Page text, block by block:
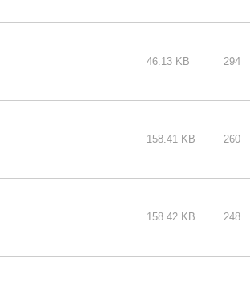
46.13 KB 294
158.41 KB 260
158.42 KB 248